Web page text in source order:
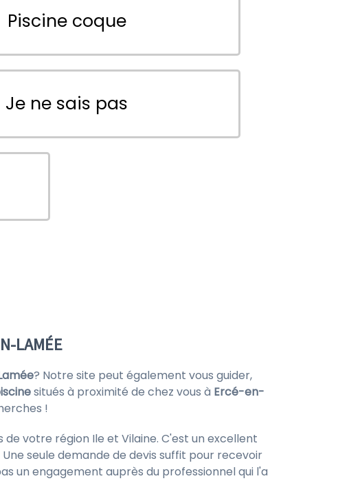
Piscine coque
Je ne sais pas
LAMÉE
? Notre site peut également vous guider,
situés à proximité de chez vous à Ercé-en-
!
votre région Ile et Vilaine. C'est un excellent
seule demande de devis suffit pour recevoir
un engagement auprès du professionnel qui l'a